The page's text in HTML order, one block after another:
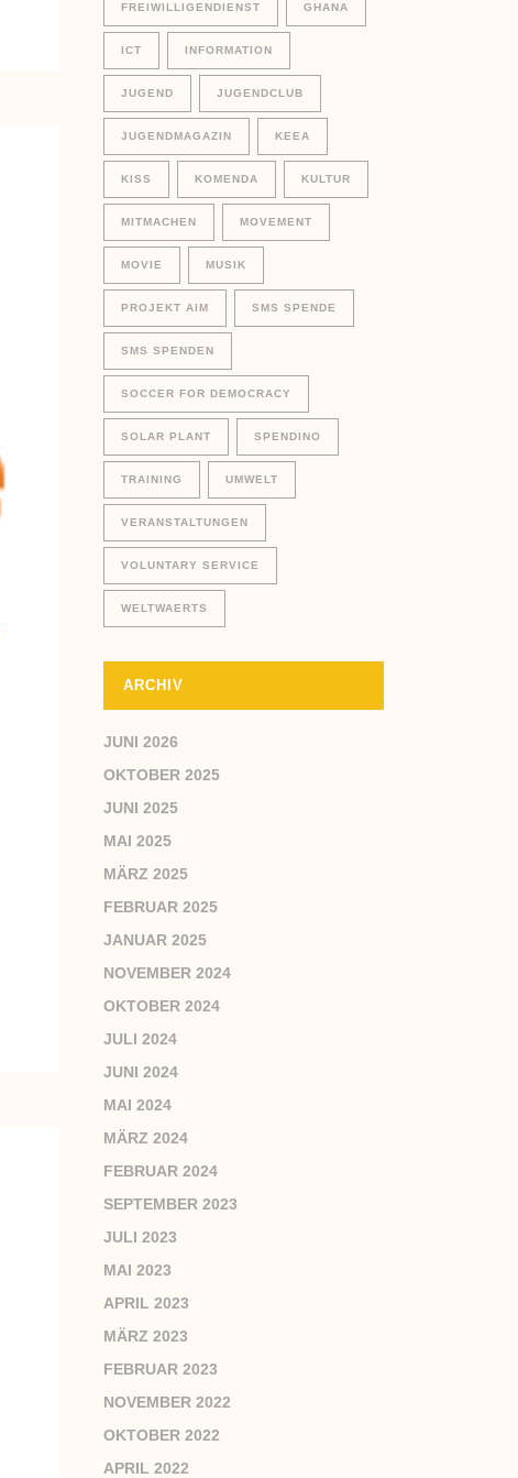
FREIWILLIGENDIENST GHANA
ICT INFORMATION
JUGEND JUGENDCLUB
JUGENDMAGAZIN KEEA
KISS KOMENDA KULTUR
MITMACHEN MOVEMENT
MOVIE MUSIK
PROJEKT AIM SMS SPENDE
SMS SPENDEN
SOCCER FOR DEMOCRACY
SOLAR PLANT SPENDINO
TRAINING UMWELT
VERANSTALTUNGEN
VOLUNTARY SERVICE
WELTWAERTS
ARCHIV
JUNI 2026
OKTOBER 2025
JUNI 2025
MAI 2025
MÄRZ 2025
FEBRUAR 2025
JANUAR 2025
NOVEMBER 2024
OKTOBER 2024
JULI 2024
JUNI 2024
MAI 2024
MÄRZ 2024
FEBRUAR 2024
SEPTEMBER 2023
JULI 2023
MAI 2023
APRIL 2023
MÄRZ 2023
FEBRUAR 2023
NOVEMBER 2022
OKTOBER 2022
APRIL 2022